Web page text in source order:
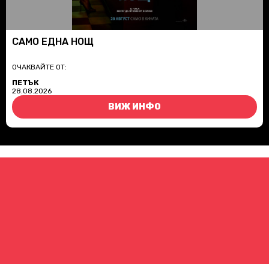
САМО ЕДНА НОЩ
ОЧАКВАЙТЕ ОТ:
ПЕТЪК
28.08.2026
ВИЖ ИНФО